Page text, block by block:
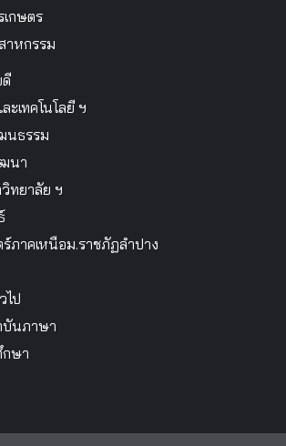
เกษตร
าหกรรม
เทคโนโลยี ฯ
นธรรม
นา
ทยาลัย ฯ
ภาคเหนือม.ราชภัฏลำปาง
ไป
บันภาษา
ษา